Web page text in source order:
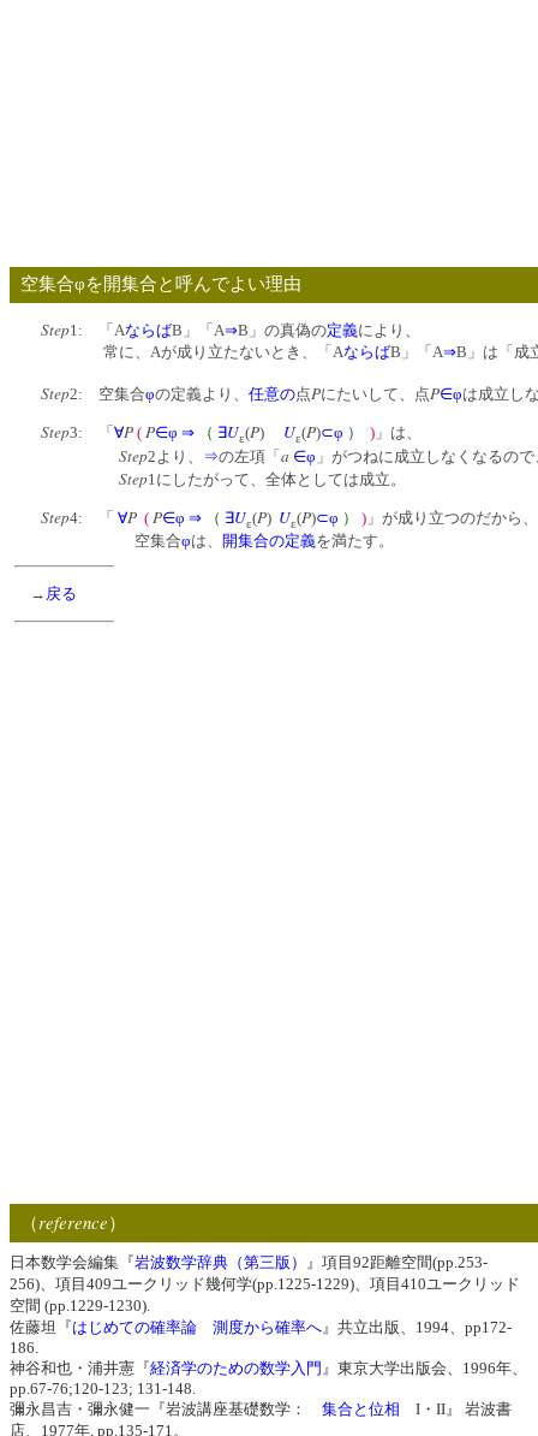
空集合φを開集合と呼んでよい
Step1: 「AならばB」「A⇒B」の真偽の定義により、
常に、Aが成り立たないとき、「AならばB」「A⇒B」は「成
Step2: 空集合φの定義より、 任意の点Pにたいして、点P∈φは成立し
Step3: 「 ∀P ( P∈φ ⇒ （ ∃Uε(P) Uε(P)⊂φ ） ) 」は、
Step2より、 ⇒の左項「 a ∈φ 」がつねに成立しなくなるので
Step1にしたがって、全体としては成立。
Step4: 「 ∀P ( P∈φ ⇒ （ ∃Uε(P) Uε(P)⊂φ ） ) 」が成り立つのだから、
空集合φは、 開集合の定義を満たす。
→ 戻る
（reference）
日本数学会編集『岩波数学辞典（第三版）
』項目92距離空間(pp.253-
256)、項目409ユークリッド幾何学(pp.1225-1229)、項目410ユークリッド
空間 (pp.1229-1230).
佐藤坦『はじめての確率論 測度から確率へ 』共立出版、1994、pp172-
186.
神谷和也・浦井憲『経済学のための数学入門 』東京大学出版会、1996年、
pp.67-76;120-123; 131-148.
彌永昌吉・彌永健一『岩波講座基礎数学： 集合と位相 I・II』 岩波書
店、1977年, pp.135-171。